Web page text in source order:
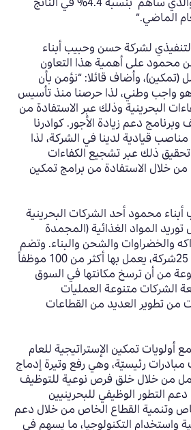
الماضي.“
لشركة حسن وحبيب أبناء
على أهمية هذا التعاون
وأضاف قائلا: “نؤمن بأن
واجب وطني، لذاحرصنا منذ تأسيس
البحرينية وذلك عبر الاستفادة من
وبرنامج دعم زيادة الأجور.كوادرنا
قيادية لدينا في الشركة، لذا
ذلك عبر تشجيع الكفاءات
من خلال الاستفادة من برامج تمكين
محمود أحد الشركات البحرينية
المواد الغذائية (المجمدة
والخضراوات والشحن والبناء. وتضم
25شركة،يعمل بها أكثر من100موظفاً
من أن ترسخ مكانتها في السوق
الشركات متنوعة العمليات
من تطوير العديد من القطاعات
أولويات تمكين الإستراتيجية للعام
رئيسيّة، وهي رفع وتيرة إدماج
من خلال خلق فرص نوعية للتوظيف
التطور الوظيفي للبحرينيين
وتنمية القطاع الخاص من خلال دعم
واستخدام التكنولوجيا، ما يسهم في